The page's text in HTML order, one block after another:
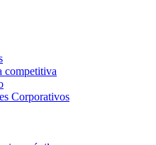
competitiva
Corporativos